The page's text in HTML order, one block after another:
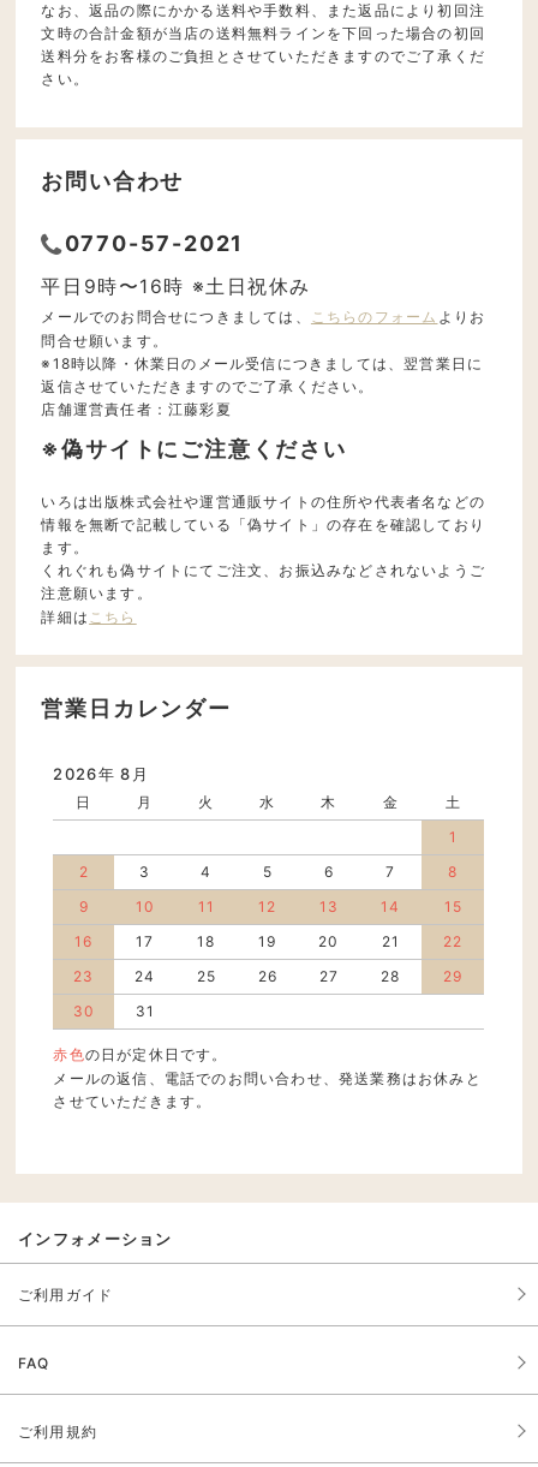
なお、返品の際にかかる送料や手数料、また返品により初回注
文時の合計金額が当店の送料無料ラインを下回った場合の初回
送料分をお客様のご負担とさせていただきますのでご了承くだ
さい。
お問い合わせ
0770-57-2021
平日9時〜16時 ※土日祝休み
メールでのお問合せにつきましては、 こちらのフォーム よりお
問合せ願います。
※18時以降・休業日のメール受信につきましては、翌営業日に
返信させていただきますのでご了承ください。
店舗運営責任者：江藤彩夏
※偽サイトにご注意ください
いろは出版株式会社や運営通販サイトの住所や代表者名などの
情報を無断で記載している「偽サイト」の存在を確認しており
ます。
くれぐれも偽サイトにてご注文、お振込みなどされないようご
注意願います。
詳細は こちら
営業日カレンダー
2026年 8月
日 月 火 水 木 金
土
1
2
3 4 5 6 7
8
9
10 11 12 13 14
15
16
17 18 19 20 21
22
23
24 25 26 27 28
29
30
31
赤色の日が定休日です。
メールの返信、電話でのお問い合わせ、発送業務はお休みと
させていただきます。
インフォメーション
ご利用ガイド
FAQ
ご利用規約